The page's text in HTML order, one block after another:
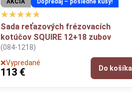
AKCIA Dopredaj – posledné kusy!
Sada reťazových frézovacích
kotúčov SQUIRE 12+18 zubov
(084-1218)
❌Vypredané
113 € Do košíka